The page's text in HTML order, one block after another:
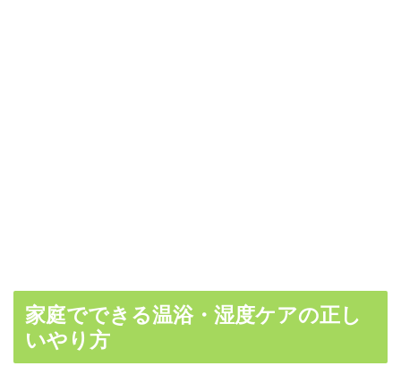
家庭でできる温浴・湿度ケアの正し
いやり方